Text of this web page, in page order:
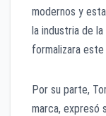
modernos y
la industria de
formalizara
Por su parte,
marca, expresó